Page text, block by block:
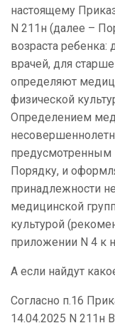
настоящему
N 211н (далее –
возраста
врачей, для
определяют
физической
Определением
предусмотренным
Порядку, и
принадлежности
медицинской
культурой
приложении N 4 к
А если найдут
Согласно п.16
14.04.2025 N 211н